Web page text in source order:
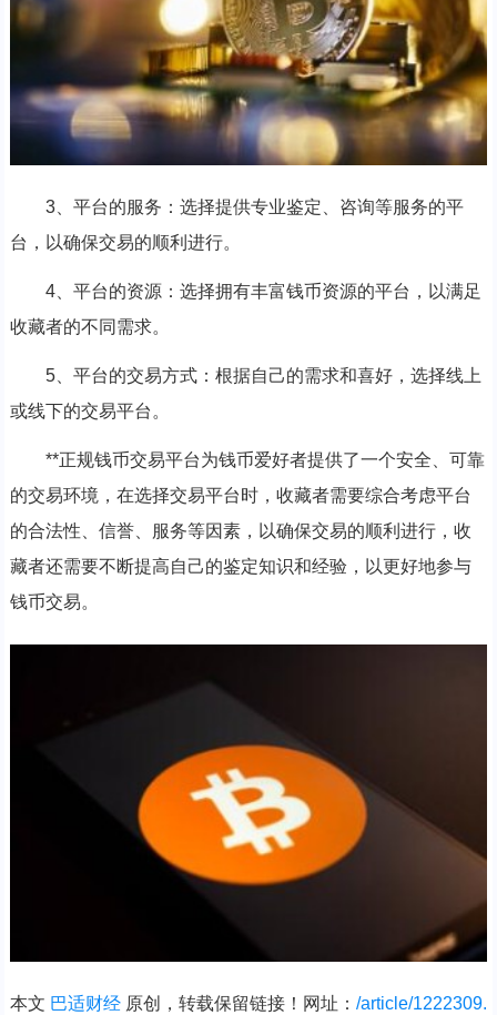
3、平台的服务：选择提供专业鉴定、咨询等服务的平
台，以确保交易的顺利进行。
4、平台的资源：选择拥有丰富钱币资源的平台，以满足
收藏者的不同需求。
5、平台的交易方式：根据自己的需求和喜好，选择线上
或线下的交易平台。
**正规钱币交易平台为钱币爱好者提供了一个安全、可靠
的交易环境，在选择交易平台时，收藏者需要综合考虑平台
的合法性、信誉、服务等因素，以确保交易的顺利进行，收
藏者还需要不断提高自己的鉴定知识和经验，以更好地参与
钱币交易。
本文 巴适财经原创，转载保留链接！网址： /article/1222309.